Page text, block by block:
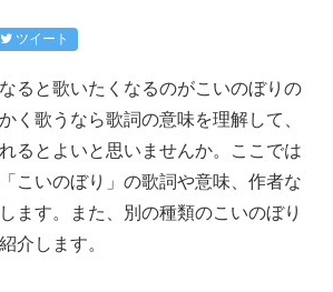
ツイート
ると歌いたくなるのがこいのぼりの
く歌うなら歌詞の意味を理解して、
るとよいと思いませんか。ここでは
こいのぼり」の歌詞や意味、作者な
ます。また、別の種類のこいのぼり
介します。